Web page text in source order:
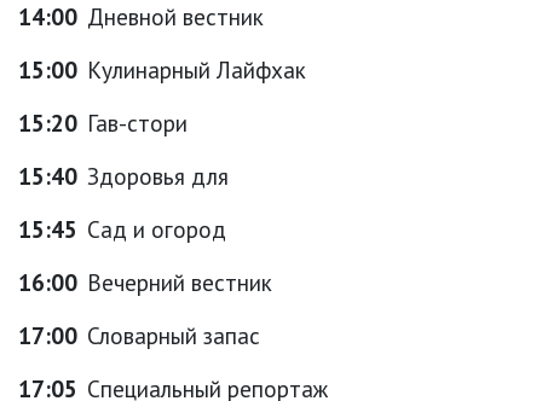
14:00 Дневной вестник
15:00 Кулинарный Лайфхак
15:20 Гав-стори
15:40 Здоровья для
15:45 Сад и огород
16:00 Вечерний вестник
17:00 Словарный запас
17:05 Специальный репортаж